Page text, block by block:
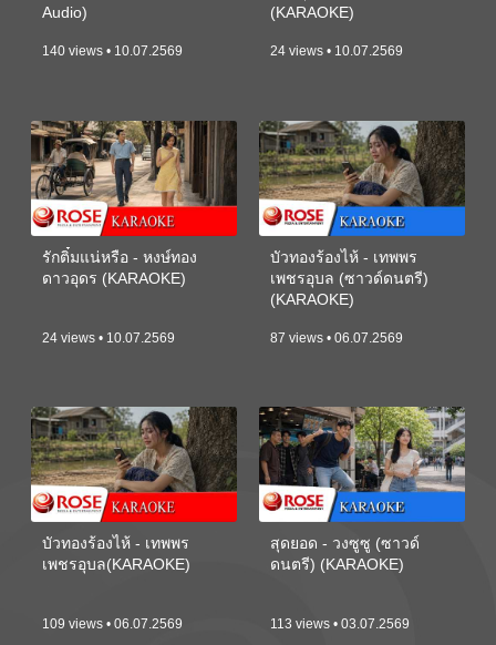
Audio)
140 views • 10.07.2569
(KARAOKE)
24 views • 10.07.2569
รักติ๋มแน่หรือ - หงษ์ทอง
ดาวอุดร (KARAOKE)
24 views • 10.07.2569
บัวทองร้องไห้ - เทพพร
เพชรอุบล (ซาวด์ดนตรี)
(KARAOKE)
87 views • 06.07.2569
บัวทองร้องไห้ - เทพพร
เพชรอุบล(KARAOKE)
109 views • 06.07.2569
สุดยอด - วงซูซู (ซาวด์
ดนตรี) (KARAOKE)
113 views • 03.07.2569